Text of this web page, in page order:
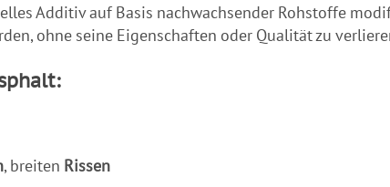
Additiv auf Basis nachwachsender Rohstoffe
ohne seine Eigenschaften oder Qualität zu
, breiten Rissen